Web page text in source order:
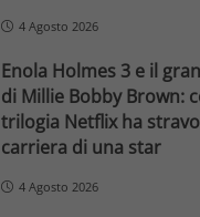
4 Agosto 2026
Enola Holmes 3 e il
di Millie Bobby Brown:
trilogia Netflix ha
carriera di una star
4 Agosto 2026